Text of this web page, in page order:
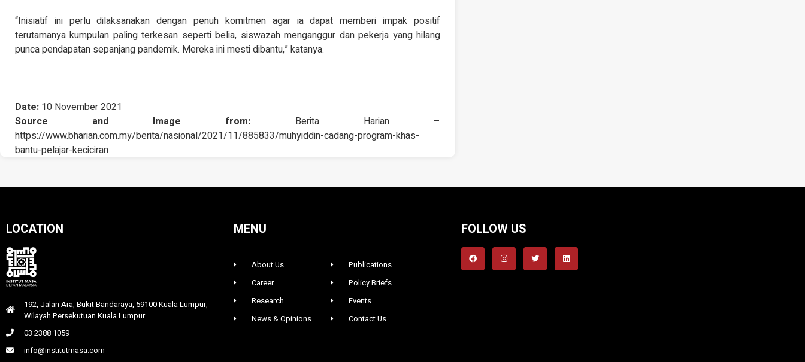
“Inisiatif ini perlu dilaksanakan dengan penuh komitmen agar ia dapat memberi impak positif
terutamanya kumpulan paling terkesan seperti belia, siswazah menganggur dan pekerja yang hilang
punca pendapatan sepanjang pandemik. Mereka ini mesti dibantu,” katanya.
Date: 10 November 2021
Source and Image from: Berita Harian –
https://www.bharian.com.my/berita/nasional/2021/11/885833/muhyiddin-cadang-program-khas-
bantu-pelajar-keciciran
LOCATION
192, Jalan Ara, Bukit Bandaraya, 59100 Kuala Lumpur,
Wilayah Persekutuan Kuala Lumpur
03 2388 1059
info@institutmasa.com
MENU
About Us
Career
Research
News & Opinions
Publications
Policy Briefs
Events
Contact Us
FOLLOW US